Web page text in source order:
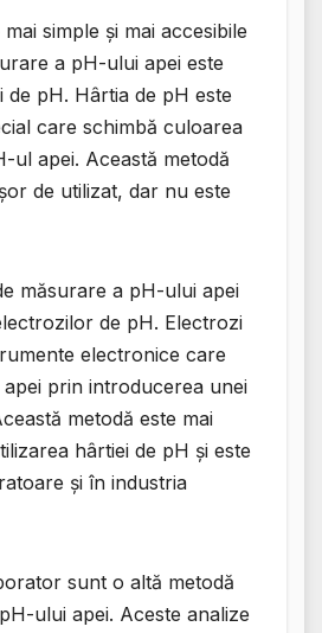
simple și mai accesibile
a pH-ului apei este
de pH. Hârtia de pH este
care schimbă culoarea
ul apei. Această metodă
de utilizat, dar nu este
măsurare a pH-ului apei
de pH. Electrozi
electronice care
prin introducerea unei
metodă este mai
hârtiei de pH și este
și în industria
sunt o altă metodă
ului apei. Aceste analize